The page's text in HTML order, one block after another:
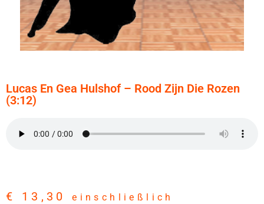
Lucas En Gea Hulshof – Rood Zijn Die Rozen
(3:12)
€ 13,30
einschließlich